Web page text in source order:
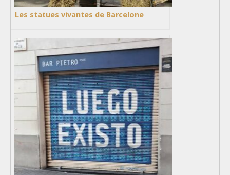
Les statues vivantes de Barcelone